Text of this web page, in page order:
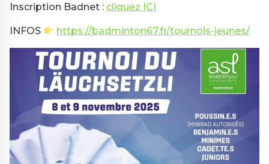
Inscription Badnet : cliquez ICI
INFOS https://badminton67.fr/tournois-jeunes/